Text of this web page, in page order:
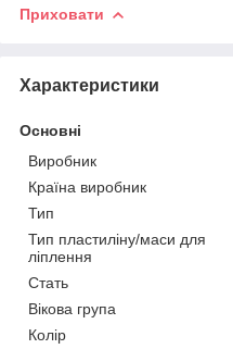
Приховати
Характеристики
Основні
Виробник
Країна виробник
Тип
Тип пластиліну/маси для
ліплення
Стать
Вікова група
Колір